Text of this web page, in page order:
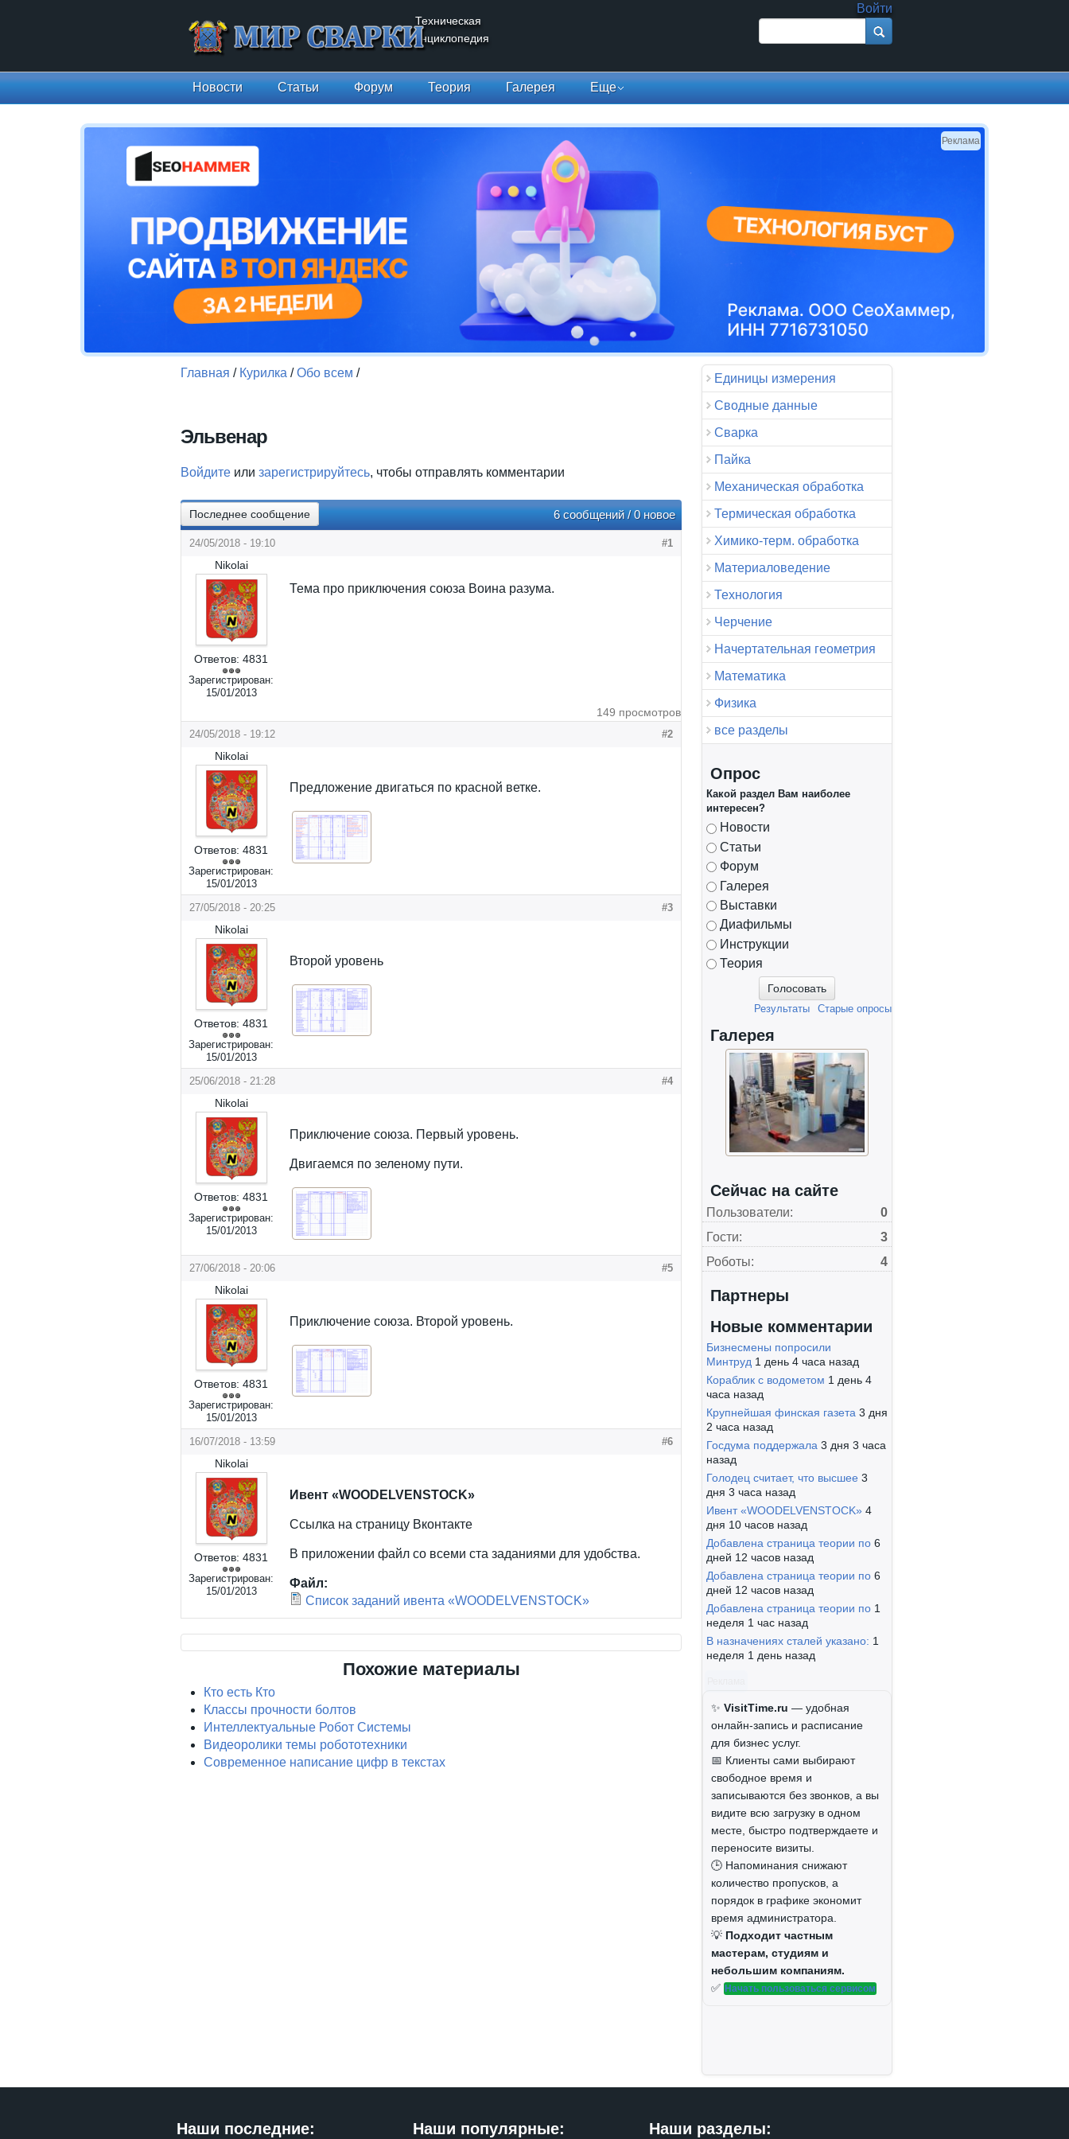
Техническая
энциклопедия
Войти
Форма поиска
Новости Статьи Форум Теория Галерея Еще
Реклама
Главная / Курилка /Обо всем /
Эльвенар
Войдите или зарегистрируйтесь, чтобы отправлять комментарии
Последнее сообщение 6 сообщений / 0 новое
24/05/2018 - 19:10 #1
Nikolai
Ответов: 4831
Зарегистрирован:
15/01/2013
Тема про приключения союза Воина разума.
149 просмотров
24/05/2018 - 19:12 #2
Nikolai
Ответов: 4831
Зарегистрирован:
15/01/2013
Предложение двигаться по красной ветке.
27/05/2018 - 20:25 #3
Nikolai
Ответов: 4831
Зарегистрирован:
15/01/2013
Второй уровень
25/06/2018 - 21:28 #4
Nikolai
Ответов: 4831
Зарегистрирован:
15/01/2013
Приключение союза. Первый уровень.
Двигаемся по зеленому пути.
27/06/2018 - 20:06 #5
Nikolai
Ответов: 4831
Зарегистрирован:
15/01/2013
Приключение союза. Второй уровень.
16/07/2018 - 13:59 #6
Nikolai
Ответов: 4831
Зарегистрирован:
15/01/2013
Ивент «WOODELVENSTOCK»
Ссылка на страницу Вконтакте
В приложении файл со всеми ста заданиями для удобства.
Файл:
Список заданий ивента «WOODELVENSTOCK»
Похожие материалы
Кто есть Кто
Классы прочности болтов
Интеллектуальные Робот Системы
Видеоролики темы робототехники
Современное написание цифр в текстах
Единицы измерения
Сводные данные
Сварка
Пайка
Механическая обработка
Термическая обработка
Химико-терм. обработка
Материаловедение
Технология
Черчение
Начертательная геометрия
Математика
Физика
все разделы
Опрос
Какой раздел Вам наиболее
интересен?
Варианты
Новости
Статьи
Форум
Галерея
Выставки
Диафильмы
Инструкции
Теория
Старые опросы
Результаты
Галерея
Сейчас на сайте
Пользователи:
0
Гости:
3
Роботы:
4
Партнеры
Новые комментарии
Бизнесмены попросили
Минтруд 1 день 4 часа назад
Кораблик с водометом 1 день 4
часа назад
Крупнейшая финская газета 3 дня
2 часа назад
Госдума поддержала 3 дня 3 часа
назад
Голодец считает, что высшее 3
дня 3 часа назад
Ивент «WOODELVENSTOCK» 4
дня 10 часов назад
Добавлена страница теории по 6
дней 12 часов назад
Добавлена страница теории по 6
дней 12 часов назад
Добавлена страница теории по 1
неделя 1 час назад
В назначениях сталей указано: 1
неделя 1 день назад
✨ VisitTime.ru — удобная
онлайн-запись и расписание
для бизнес услуг.
📅 Клиенты сами выбирают
свободное время и
записываются без звонков, а вы
видите всю загрузку в одном
месте, быстро подтверждаете и
переносите визиты.
🕒 Напоминания снижают
количество пропусков, а
порядок в графике экономит
время администратора.
💡 Подходит частным
мастерам, студиям и
небольшим компаниям.
✅ Начать пользоваться сервисом
Наши последние: Наши популярные: Наши разделы: